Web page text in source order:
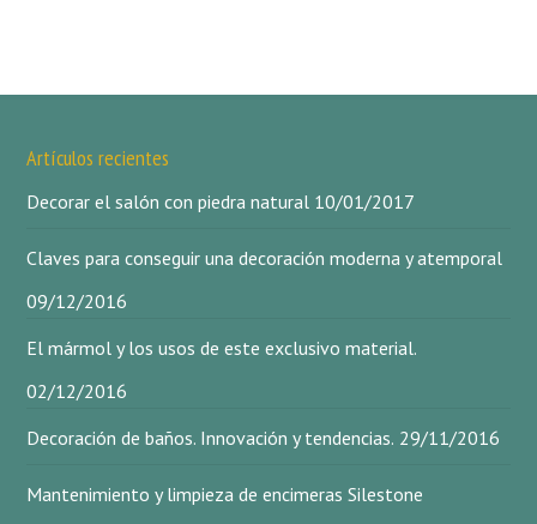
Artículos recientes
Decorar el salón con piedra natural 10/01/2017
Claves para conseguir una decoración moderna y atemporal
09/12/2016
El mármol y los usos de este exclusivo material.
02/12/2016
Decoración de baños. Innovación y tendencias. 29/11/2016
Mantenimiento y limpieza de encimeras Silestone